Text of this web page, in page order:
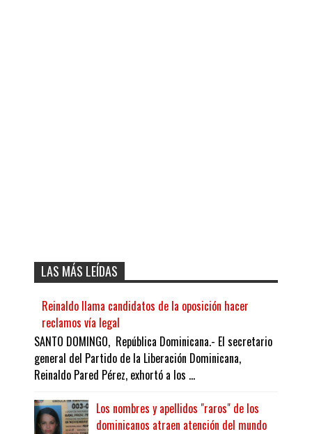
LAS MÁS LEÍDAS
Reinaldo llama candidatos de la oposición hacer
reclamos vía legal
SANTO DOMINGO, República Dominicana.- El secretario
general del Partido de la Liberación Dominicana,
Reinaldo Pared Pérez, exhortó a los ...
Los nombres y apellidos "raros" de los
dominicanos atraen atención del mundo